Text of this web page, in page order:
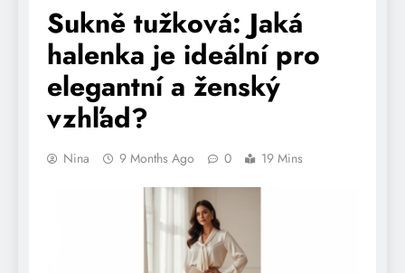
Sukně tužková: Jaká
halenka je ideální pro
elegantní a ženský
vzhľad?
Nina 9 Months Ago 0 19 Mins